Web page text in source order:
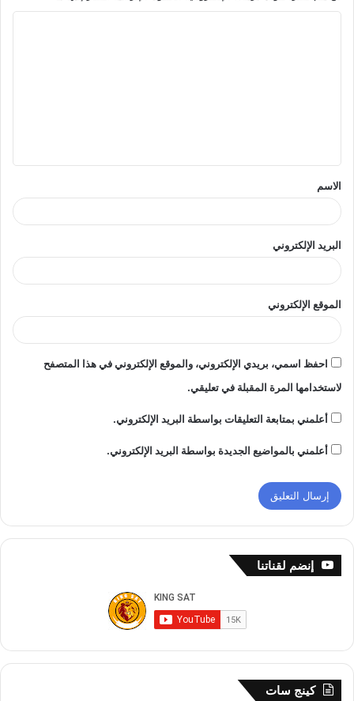
ق
*
الاسم
البريد الإلكتروني
الموقع الإلكتروني
احفظ اسمي، بريدي الإلكتروني، والموقع الإلكتروني في هذا المتصفح
لاستخدامها المرة المقبلة في تعليقي.
أعلمني بمتابعة التعليقات بواسطة البريد الإلكتروني.
أعلمني بالمواضيع الجديدة بواسطة البريد الإلكتروني.
إنضم لقناتنا
كينج سات